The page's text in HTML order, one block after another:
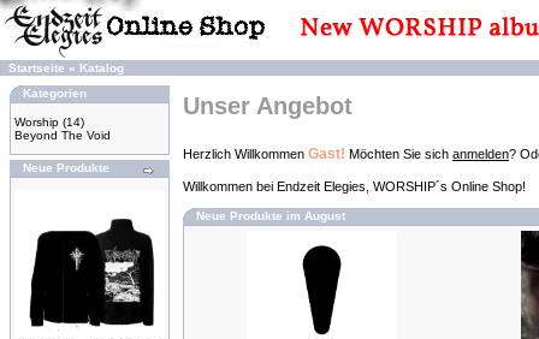
Startseite » Katalog
Kategorien
Worship (14)
Beyond The Void
Neue Produkte
Unser Angebot
Herzlich Willkommen Gast! Möchten Sie sich anmelden?
Willkommen bei Endzeit Elegies, WORSHIP´s Online Shop!
Neue Produkte im August